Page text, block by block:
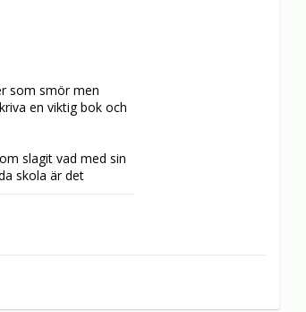
som smör men
en viktig bok och
slagit vad med sin
skola är det